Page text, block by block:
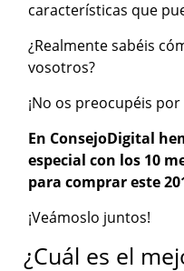
características que
¿Realmente sabéis
vosotros?
¡No os preocupéis por
En ConsejoDigital
especial con los 10
para comprar este
¡Veámoslo juntos!
¿Cuál es el